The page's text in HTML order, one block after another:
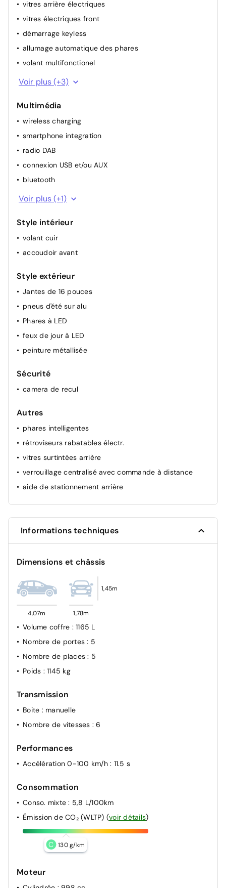
vitres arrière électriques
vitres électriques front
démarrage keyless
allumage automatique des phares
volant multifonctionel
détecteur de pluie
climatisation (manuelle)
Voir plus (+3)
Multimédia
wireless charging
smartphone integration
radio DAB
connexion USB et/ou AUX
bluetooth
GPS
Voir plus (+1)
Style intérieur
volant cuir
accoudoir avant
Style extérieur
Jantes de 16 pouces
pneus d'été sur alu
Phares à LED
feux de jour à LED
peinture métallisée
Sécurité
camera de recul
Autres
phares intelligentes
rétroviseurs rabatables électr.
vitres surtintées arrière
verrouillage centralisé avec commande à distance
aide de stationnement arrière
Informations techniques
Dimensions et châssis
4,07m 1,78m
1,45m
Volume coffre : 1165 L
Nombre de portes: 5
Nombre de places: 5
Poids : 1145 kg
Transmission
Boite : manuelle
Nombre de vitesses : 6
Performances
Accélération 0-100 km/h : 11.5 s
Consommation
Conso. mixte: 5,8 L/100km
Émission de CO₂ (WLTP) (voir détails)
C 130 g/km
Moteur